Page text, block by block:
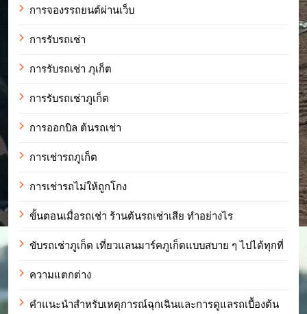
การจองรรถยนต์ผ่านเว็บ
การรับรถเช่า
การรับรถเช่า ภุเก็ต
การรับรถเช่าภูเก็ต
การออกบิล ต้นรถเช่า
การเช่ารถภูเก็ต
การเช่ารถไม่ให้ถูกโกง
ขั้นตอนเมื่อรถเช่า ร้านต้นรถเช่าเสีย ทำอย่างไร
ขับรถเช่าภูเก็ต เที่ยวแลนมาร์คภูเก็ตแบบสบาย ๆ ไปได้ทุกที่
ความแตกต่าง
คำแนะนำสำหรับเหตุการณ์ฉุกเฉินและการดูแลรถเบื้องต้น